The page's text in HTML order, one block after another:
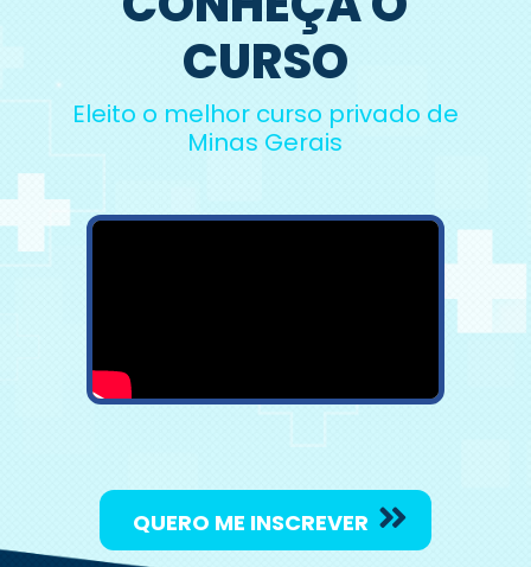
CURSO
Eleito o melhor curso privado de
Minas Gerais
QUERO ME INSCREVER